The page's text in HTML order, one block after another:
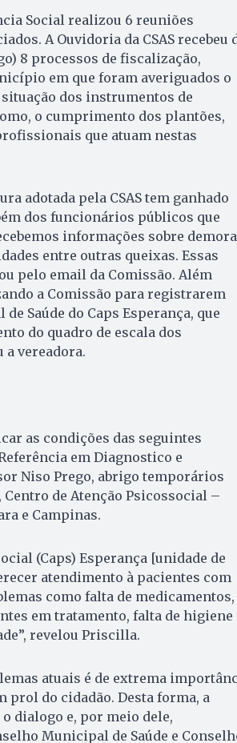
Social realizou 6 reuniões
A Ouvidoria da CSAS recebeu
8 processos de fiscalização,
em que foram averiguados o
dos instrumentos de
o cumprimento dos plantões,
que atuam nestas
adotada pela CSAS tem ganhado
dos funcionários públicos que
informações sobre demora
entre outras queixas. Essas
pelo email da Comissão. Além
a Comissão para registrarem
Saúde do Caps Esperança, que
do quadro de escala dos
vereadora.
as condições das seguintes
em Diagnostico e
Niso Prego, abrigo temporários
de Atenção Psicossocial –
e Campinas.
(Caps) Esperança [unidade de
atendimento à pacientes com
como falta de medicamentos,
em tratamento, falta de higiene
revelou Priscilla.
atuais é de extrema
prol do cidadão. Desta forma, a
dialogo e, por meio dele,
Municipal de Saúde e